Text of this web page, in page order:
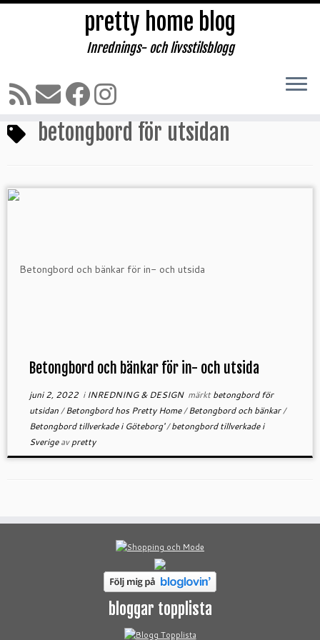
Hoppa
till
pretty home blog
Inrednings- och livsstilsblogg
Hem » betongbord för utsidan
betongbord för utsidan
Betongbord och bänkar för in- och utsida
juni 2, 2022i INREDNING & DESIGN märktbetongbord för
utsidan/Betongbord hos Pretty Home/Betongbord och bänkar/
Betongbord tillverkade i Göteborg'/betongbord tillverkade i
Sverigeavpretty
bloggar topplista